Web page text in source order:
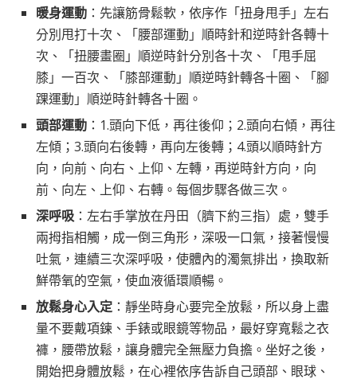
暖身運動 ：先讓筋骨鬆軟，依序作「扭身甩手」左右
分別甩打十次、「腰部運動」順時針和逆時針各轉十
次、「扭腰畫圈」順逆時針分別各十次、「甩手屈
膝」一百次、「膝部運動」順逆時針轉各十圈、「腳
踝運動」順逆時針轉各十圈。
頭部運動 ：1.頭向下低，再往後仰；2.頭向右傾，再往
左傾；3.頭向右後轉，再向左後轉；4.頭以順時針方
向，向前、向右、上仰、左轉，再逆時針方向，向
前、向左、上仰、右轉。每個步驟各做三次。
深呼吸 ：左右手掌放在丹田（臍下約三指）處，雙手
兩拇指相觸，成一倒三角形，深吸一口氣，接著慢慢
吐氣，連續三次深呼吸，使體內的濁氣排出，換取新
鮮帶氧的空氣，使血液循環順暢。
放鬆身心入定 ：靜坐時身心要完全放鬆，所以身上盡
量不要戴項鍊、手錶或眼鏡等物品，最好穿寬鬆之衣
褲，腰帶放鬆，讓身體完全無壓力負擔。坐好之後，
開始把身體放鬆，在心裡依序告訴自己頭部、眼球、